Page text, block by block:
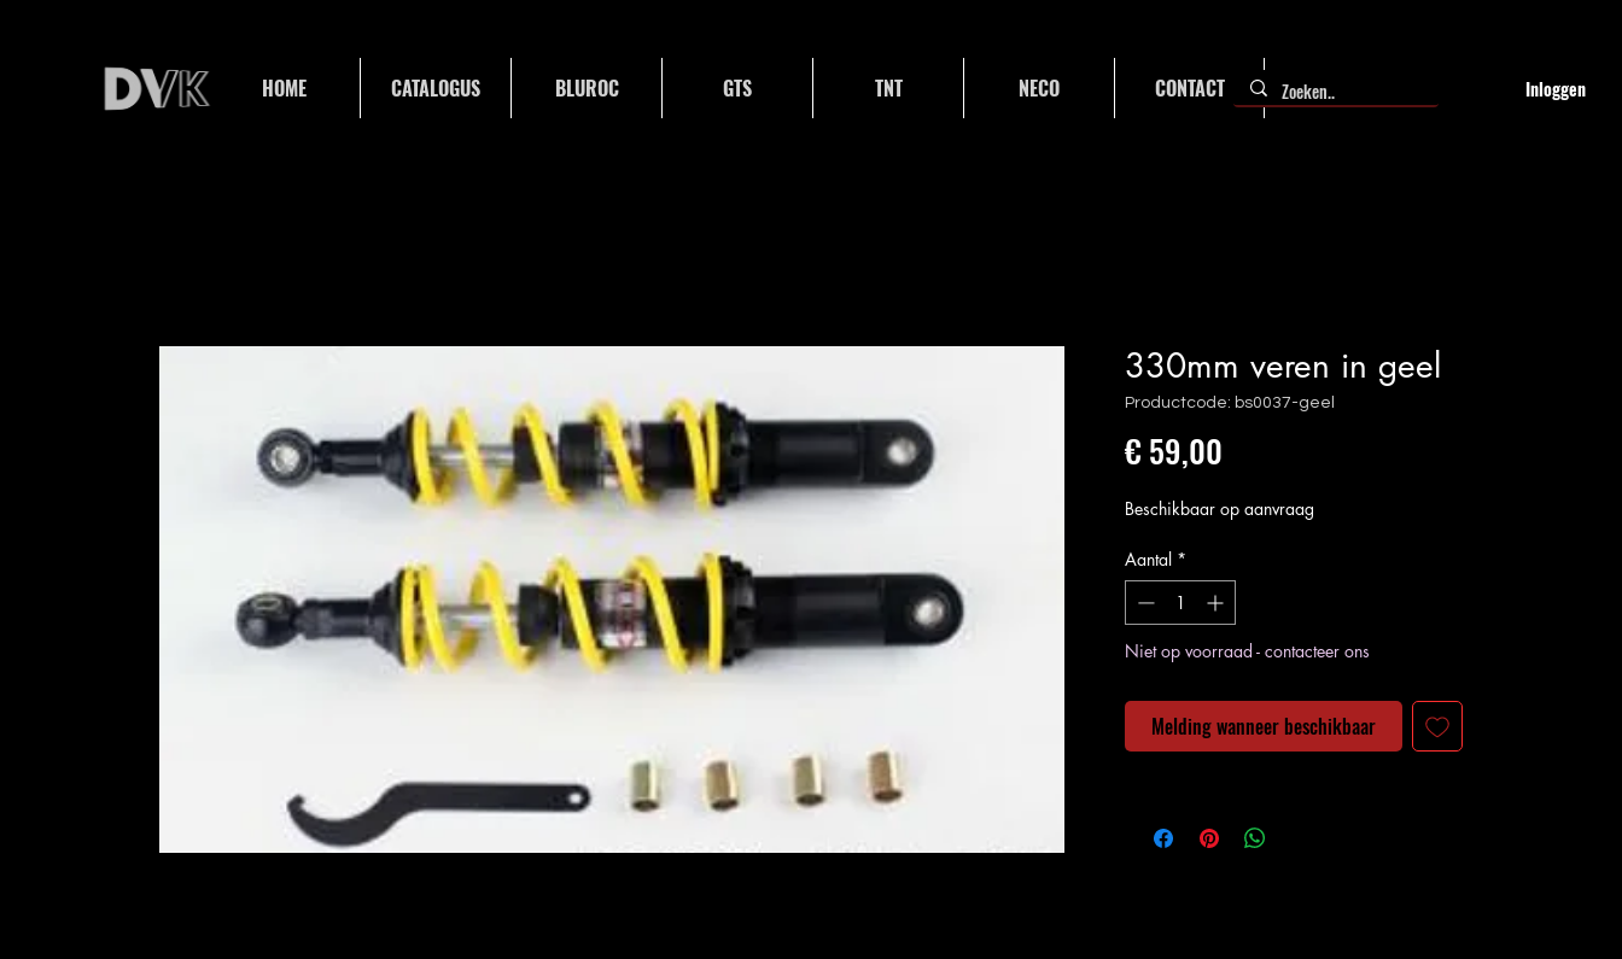
HOME CATALOGUS BLUROC GTS TNT NECO CONTACT FAQ Inloggen
330mm veren in geel
Productcode: bs0037-geel
€ 59,00
Beschikbaar op aanvraag
Aantal *
Niet op voorraad - contacteer ons
Melding wanneer beschikbaar